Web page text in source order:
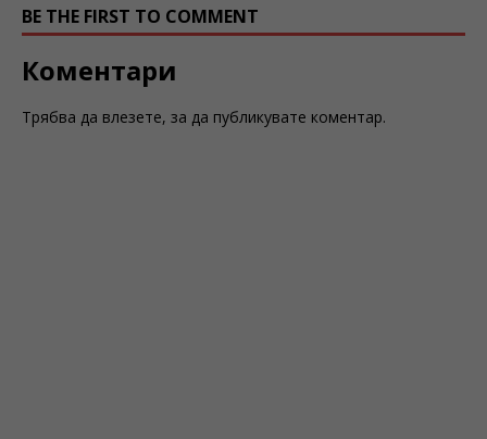
BE THE FIRST TO COMMENT
Коментари
Трябва да влезете, за да публикувате коментар.